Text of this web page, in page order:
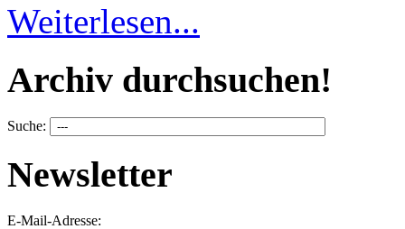
Weiterlesen...
Archiv durchsuchen!
Suche:
Newsletter
E-Mail-Adresse: